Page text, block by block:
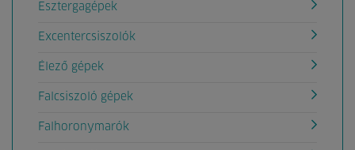
Esztergagépek
Excentercsiszolók
Élező gépek
Falcsiszoló gépek
Falhoronymarók